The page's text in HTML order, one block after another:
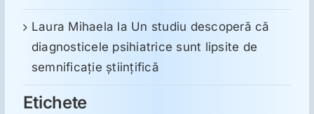
Laura Mihaela la Un studiu descoperă că
diagnosticele psihiatrice sunt lipsite de
semnificație științifică
Etichete